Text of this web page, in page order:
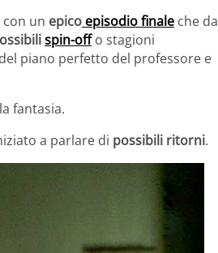
un epico episodio finale che da
spin-off o stagioni
piano perfetto del professore e
fantasia.
a parlare di possibili ritorni.